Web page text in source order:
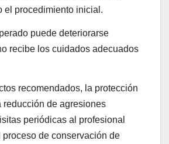
el procedimiento inicial.
puede deteriorarse
recibe los cuidados adecuados
recomendados, la protección
reducción de agresiones
periódicas al profesional
proceso de conservación de